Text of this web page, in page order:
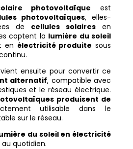
photovoltaïque est
photovoltaïques, elles-
de cellules solaires en
captent la lumière du soleil
en électricité produite sous
ensuite pour convertir ce
alternatif, compatible avec
et le réseau électrique.
produisent de
utilisable dans le
sur le réseau.
du soleil en électricité
quotidien.